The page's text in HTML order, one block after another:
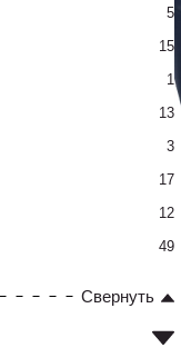
5
15
1
13
3
17
12
49
Свернуть